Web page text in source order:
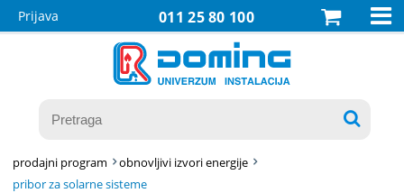
011 25 80 100
Prijava 

prodajni program
obnovljivi izvori energije
pribor za solarne sisteme